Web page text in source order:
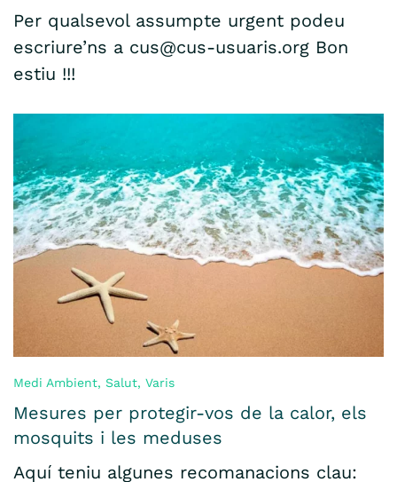
Per qualsevol assumpte urgent podeu
escriure’ns a cus@cus-usuaris.org Bon
estiu !!!
Medi Ambient, Salut, Varis
Mesures per protegir-vos de la calor, els
mosquits i les meduses
Aquí teniu algunes recomanacions clau: